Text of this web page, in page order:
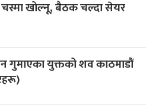
खोल्नू, बैठक चल्दा सेयर
गुमाएका युक्तको शव काठमाडौं